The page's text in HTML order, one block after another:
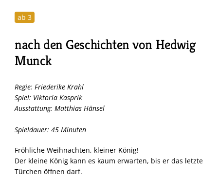
mehr
ab 3
nach den Geschichten von Hedwig
Munck
Regie: Friederike Krahl
Spiel: Viktoria Kasprik
Ausstattung: Matthias Hänsel
Spieldauer: 45 Minuten
Fröhliche Weihnachten, kleiner König!
Der kleine König kann es kaum erwarten, bis er das letzte
Türchen öffnen darf.